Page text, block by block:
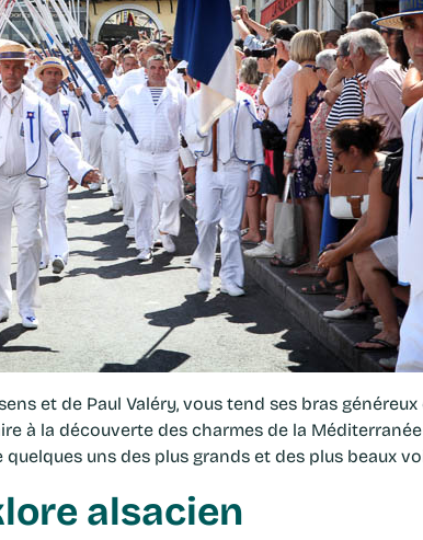
et de Paul Valéry, vous tend ses bras
à la découverte des charmes de la
uns des plus grands et des plus beaux
alsacien